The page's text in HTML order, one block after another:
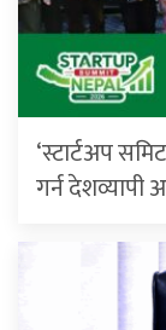
‘स्टार्टअप
गर्न देशव्यापी